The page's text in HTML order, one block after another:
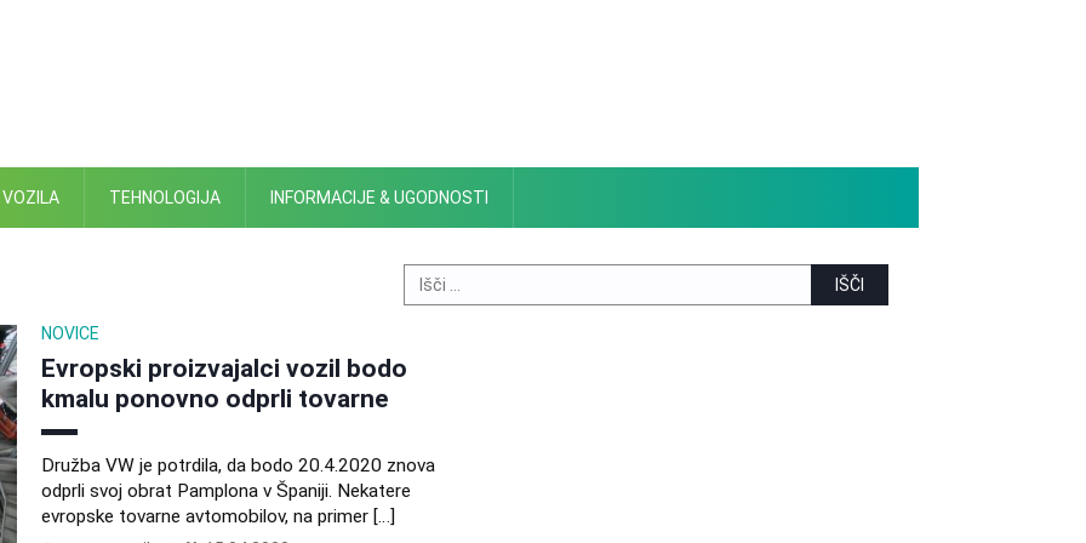
TEHNOLOGIJA INFORMACIJE & UGODNOSTI
Search
for:
NOVICE
Evropski proizvajalci vozil bodo
kmalu ponovno odprli tovarne
Družba VW je potrdila, da bodo 20.4.2020 znova
odprli svoj obrat Pamplona v Španiji. Nekatere
evropske tovarne avtomobilov, na primer […]